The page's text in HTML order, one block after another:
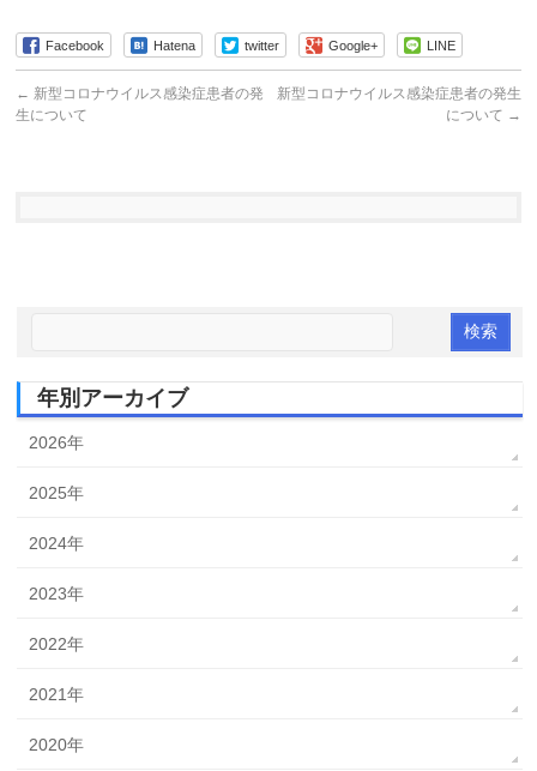
Facebook Hatena twitter Google+ LINE
← 新型コロナウイルス感染症患者の発
生について
新型コロナウイルス感染症患者の発生
について →
年別アーカイブ
2026年
2025年
2024年
2023年
2022年
2021年
2020年